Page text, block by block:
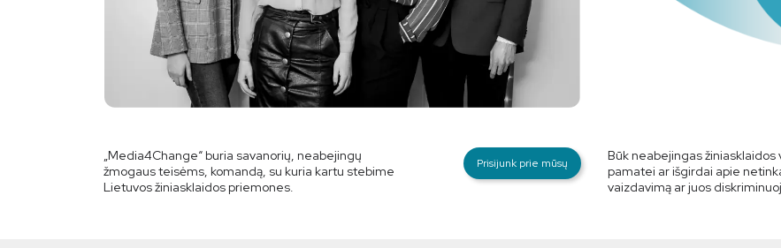
„Media4Change“ buria savanorių, neabejingų
žmogaus teisėms, komandą, su kuria kartu stebime
Lietuvos žiniasklaidos priemones.
Prisijunk prie mūsų
Būk neabejingas
pamatei ar išgirdai apie
vaizdavimą ar juos